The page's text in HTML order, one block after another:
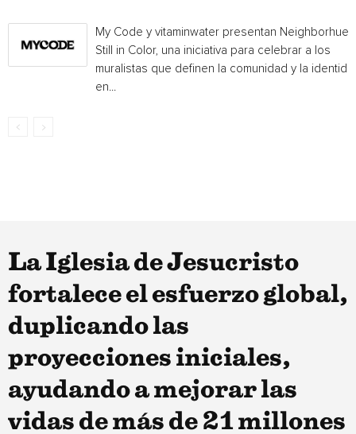
My Code y vitaminwater presentan Neighborhue:
Still in Color, una iniciativa para celebrar a los
muralistas que definen la comunidad y la
en...
La Iglesia de Jesucristo
fortalece el esfuerzo global,
duplicando las
proyecciones iniciales,
ayudando a mejorar las
vidas de más de 21 millones